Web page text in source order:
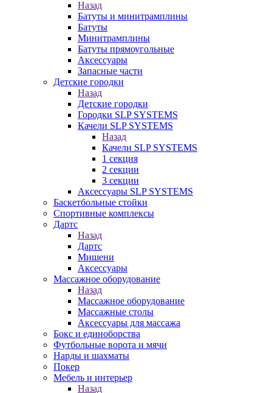
Назад
Батуты и минитрамплины
Батуты
Минитрамплины
Батуты прямоугольные
Аксессуары
Запасные части
Детские городки
Назад
Детские городки
Городки SLP SYSTEMS
Качели SLP SYSTEMS
Назад
Качели SLP SYSTEMS
1 секция
2 секции
3 секции
Аксессуары SLP SYSTEMS
Баскетбольные стойки
Спортивные комплексы
Дартс
Назад
Дартс
Мишени
Аксессуары
Массажное оборудование
Назад
Массажное оборудование
Массажные столы
Аксессуары для массажа
Бокс и единоборства
Футбольные ворота и мячи
Нарды и шахматы
Покер
Мебель и интерьер
Назад